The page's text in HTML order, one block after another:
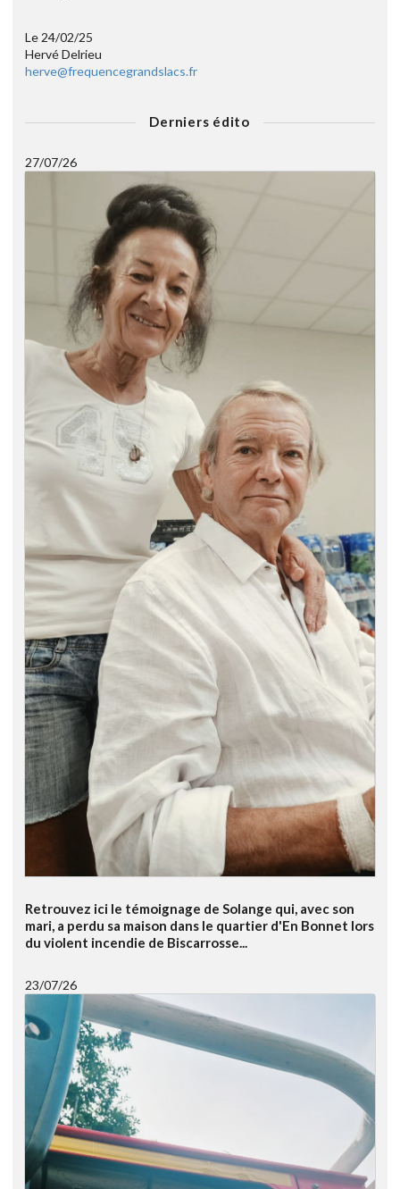
Le 24/02/25
Hervé Delrieu
herve@frequencegrandslacs.fr
Derniers édito
27/07/26
Retrouvez ici le témoignage de Solange qui, avec son
mari, a perdu sa maison dans le quartier d'En Bonnet lors
du violent incendie de Biscarrosse...
23/07/26